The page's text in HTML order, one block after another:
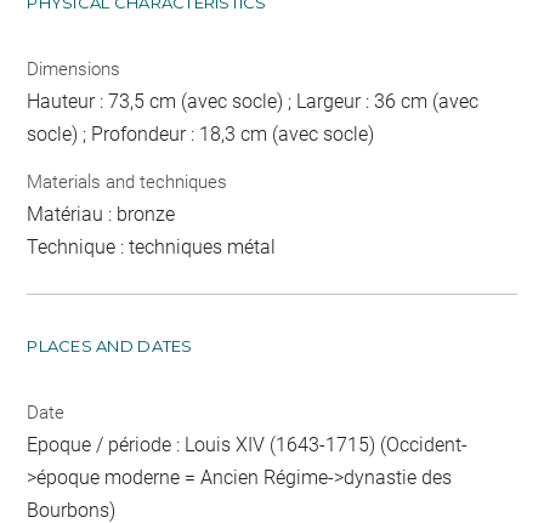
Dimensions
Hauteur : 73,5 cm (avec socle) ; Largeur : 36 cm (avec
socle) ; Profondeur : 18,3 cm (avec socle)
Materials and techniques
Matériau : bronze
Technique : techniques métal
PLACES AND DATES
Date
Epoque / période : Louis XIV (1643-1715) (Occident-
>époque moderne = Ancien Régime->dynastie des
Bourbons)